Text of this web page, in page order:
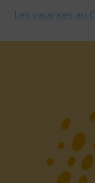
Les vacances au